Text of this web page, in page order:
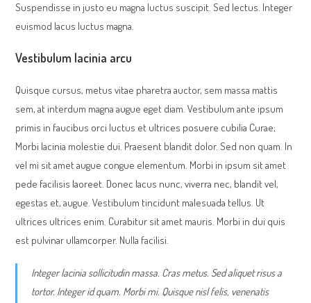
Suspendisse in justo eu magna luctus suscipit. Sed lectus. Integer
euismod lacus luctus magna.
Vestibulum lacinia arcu
Quisque cursus, metus vitae pharetra auctor, sem massa mattis
sem, at interdum magna augue eget diam. Vestibulum ante ipsum
primis in faucibus orci luctus et ultrices posuere cubilia Curae;
Morbi lacinia molestie dui. Praesent blandit dolor. Sed non quam. In
vel mi sit amet augue congue elementum. Morbi in ipsum sit amet
pede facilisis laoreet. Donec lacus nunc, viverra nec, blandit vel,
egestas et, augue. Vestibulum tincidunt malesuada tellus. Ut
ultrices ultrices enim. Curabitur sit amet mauris. Morbi in dui quis
est pulvinar ullamcorper. Nulla facilisi.
Integer lacinia sollicitudin massa. Cras metus. Sed aliquet risus a
tortor. Integer id quam. Morbi mi. Quisque nisl felis, venenatis